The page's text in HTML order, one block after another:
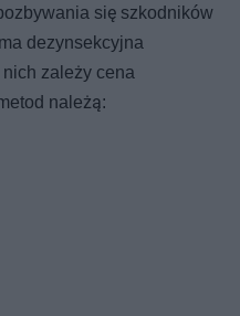
się szkodników
dezynsekcyjna
zależy cena
należą: